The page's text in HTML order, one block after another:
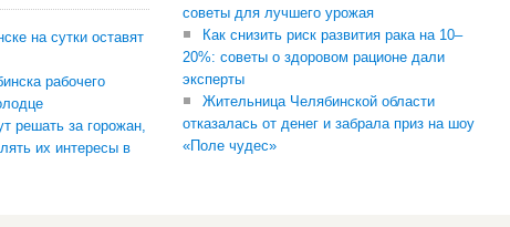
на сутки оставят
рабочего
решать за горожан,
их интересы в
советы для лучшего урожая
Как снизить риск развития рака на 10–
20%: советы о здоровом рационе дали
эксперты
Жительница Челябинской области
отказалась от денег и забрала приз на шоу
«Поле чудес»